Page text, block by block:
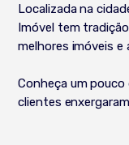
Localizada na
Imóvel tem
melhores imóveis e
Conheça um
clientes